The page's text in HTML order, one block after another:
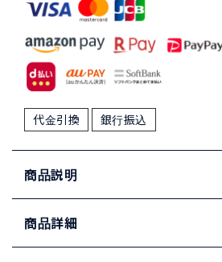
代金引換 銀行振込
商品説明
商品詳細